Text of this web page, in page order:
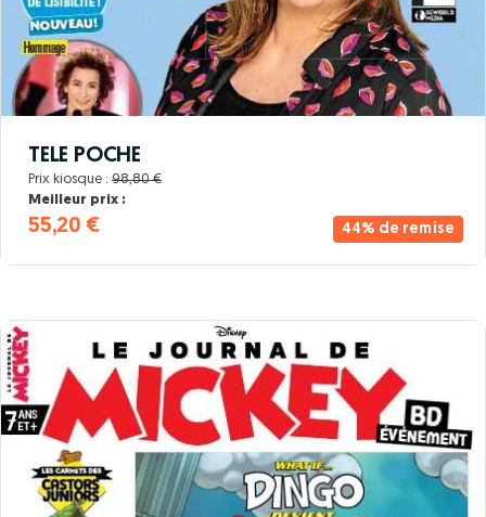
44% de remise
TELE POCHE
Prix kiosque : 98,80 €
Meilleur prix :
55,20 €